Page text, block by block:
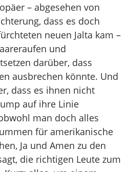
– abgesehen von
dass es doch
neuen Jalta kam –
und
darüber, dass
ausbrechen könnte. Und
dass es ihnen nicht
auf ihre Linie
man doch alles
für amerikanische
Ja und Amen zu den
die richtigen Leute zum